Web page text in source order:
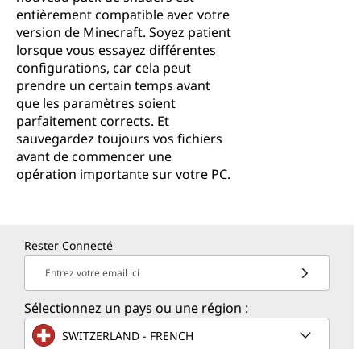
entièrement compatible avec votre
version de Minecraft. Soyez patient
lorsque vous essayez différentes
configurations, car cela peut
prendre un certain temps avant
que les paramètres soient
parfaitement corrects. Et
sauvegardez toujours vos fichiers
avant de commencer une
opération importante sur votre PC.
Rester Connecté
Entrez votre email ici
Sélectionnez un pays ou une région :
SWITZERLAND - FRENCH